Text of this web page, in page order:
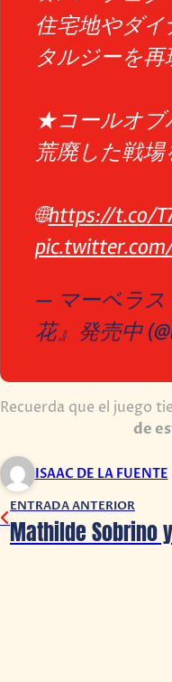
住宅地やダ
タルジーを再
★コールオ
荒廃した戦場
🌐https://t.co/
— マーベラス
花』発売中
Recuerda que el juego
de
ISAAC DE LA FUENTE
ENTRADA ANTERIOR